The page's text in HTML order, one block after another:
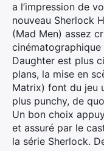
a l’impression de
nouveau Sherlock
(Mad Men) assez
cinématographique
Daughter est plus
plans, la mise en
Matrix) font du jeu
plus punchy, de
Un bon choix
et assuré par le
la série Sherlock.